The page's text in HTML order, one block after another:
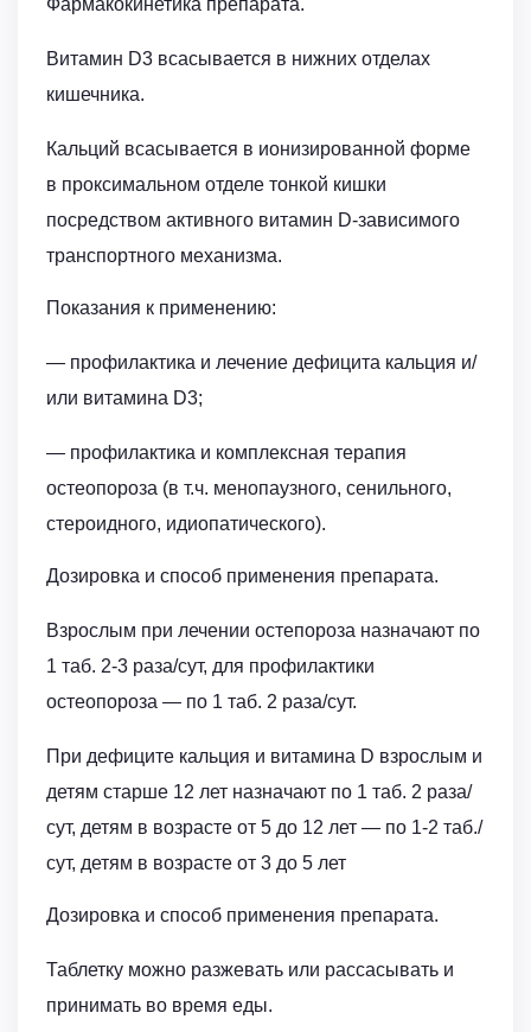
Витамин D3 всасывается в нижних отделах
кишечника.
Кальций всасывается в ионизированной форме
в проксимальном отделе тонкой кишки
посредством активного витамин D-зависимого
транспортного механизма.
Показания к применению:
— профилактика и лечение дефицита кальция и/
или витамина D3;
— профилактика и комплексная терапия
остеопороза (в т.ч. менопаузного, сенильного,
стероидного, идиопатического).
Дозировка и способ применения препарата.
Взрослым при лечении остепороза назначают по
1 таб. 2-3 раза/сут, для профилактики
остеопороза — по 1 таб. 2 раза/сут.
При дефиците кальция и витамина D взрослым и
детям старше 12 лет назначают по 1 таб. 2 раза/
сут, детям в возрасте от 5 до 12 лет — по 1-2 таб./
сут, детям в возрасте от 3 до 5 лет
Дозировка и способ применения препарата.
Таблетку можно разжевать или рассасывать и
принимать во время еды.